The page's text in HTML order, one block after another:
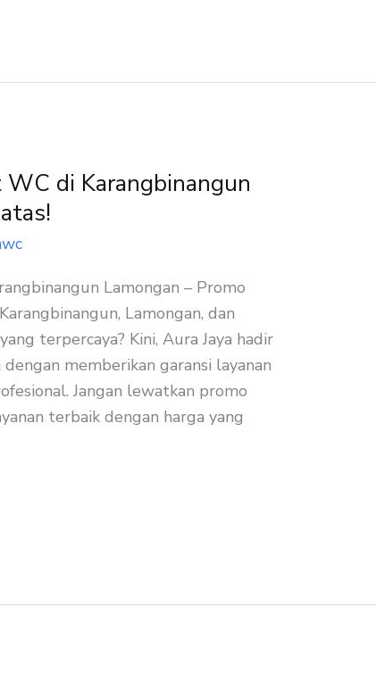
di Karangbinangun
Lamongan – Promo
Lamongan, dan
terpercaya? Kini, Aura Jaya hadir
memberikan garansi layanan
Jangan lewatkan promo
terbaik dengan harga yang